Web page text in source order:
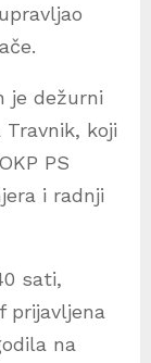
je dežurni
koji
PS
i radnji
sati,
prijavljena
na